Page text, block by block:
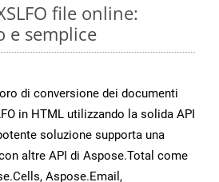
file online:
e semplice
di conversione dei documenti
in HTML utilizzando la solida API
soluzione supporta una
altre API di Aspose.Total come
Aspose.Email,